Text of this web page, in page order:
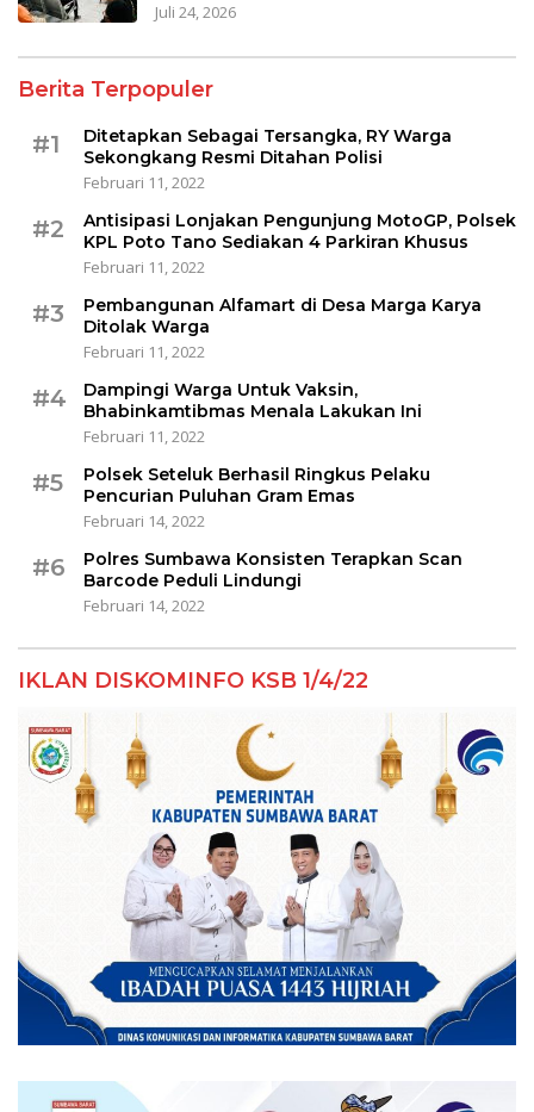
Juli 24, 2026
Berita Terpopuler
#1
Ditetapkan Sebagai Tersangka, RY Warga
Sekongkang Resmi Ditahan Polisi
Februari 11, 2022
#2
Antisipasi Lonjakan Pengunjung MotoGP, Polsek
KPL Poto Tano Sediakan 4 Parkiran Khusus
Februari 11, 2022
#3
Pembangunan Alfamart di Desa Marga Karya
Ditolak Warga
Februari 11, 2022
#4
Dampingi Warga Untuk Vaksin,
Bhabinkamtibmas Menala Lakukan Ini
Februari 11, 2022
#5
Polsek Seteluk Berhasil Ringkus Pelaku
Pencurian Puluhan Gram Emas
Februari 14, 2022
#6
Polres Sumbawa Konsisten Terapkan Scan
Barcode Peduli Lindungi
Februari 14, 2022
IKLAN DISKOMINFO KSB 1/4/22